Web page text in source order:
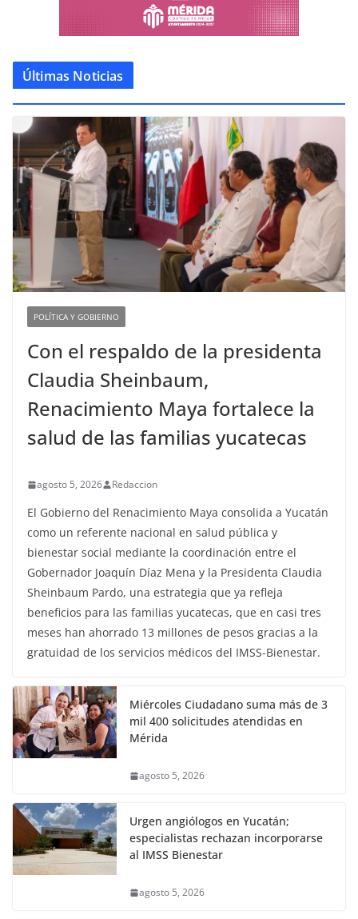
Últimas Noticias
POLÍTICA Y GOBIERNO
Con el respaldo de la presidenta
Claudia Sheinbaum,
Renacimiento Maya fortalece la
salud de las familias yucatecas
agosto 5, 2026 Redaccion
El Gobierno del Renacimiento Maya consolida a Yucatán
como un referente nacional en salud pública y
bienestar social mediante la coordinación entre el
Gobernador Joaquín Díaz Mena y la Presidenta Claudia
Sheinbaum Pardo, una estrategia que ya refleja
beneficios para las familias yucatecas, que en casi tres
meses han ahorrado 13 millones de pesos gracias a la
gratuidad de los servicios médicos del IMSS-Bienestar.
Miércoles Ciudadano suma más de 3
mil 400 solicitudes atendidas en
Mérida
agosto 5, 2026
Urgen angiólogos en Yucatán;
especialistas rechazan incorporarse
al IMSS Bienestar
agosto 5, 2026